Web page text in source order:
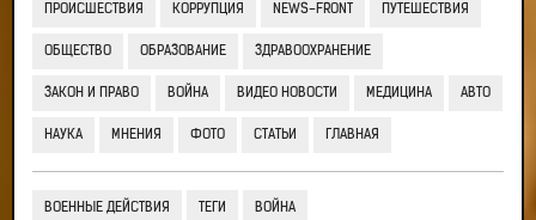
ПРОИСШЕСТВИЯ КОРРУПЦИЯ NEWS-FRONT ПУТЕШЕСТВИЯ
ОБЩЕСТВО ОБРАЗОВАНИЕ ЗДРАВООХРАНЕНИЕ
ЗАКОН И ПРАВО ВОЙНА ВИДЕО НОВОСТИ МЕДИЦИНА АВТО
НАУКА МНЕНИЯ ФОТО СТАТЬИ ГЛАВНАЯ
ВОЕННЫЕ ДЕЙСТВИЯ ТЕГИ ВОЙНА